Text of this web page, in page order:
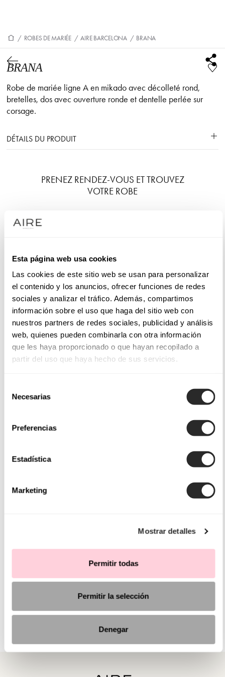
Esta página web usa cookies
Las cookies de este sitio web se usan para personalizar
el contenido y los anuncios, ofrecer funciones de redes
sociales y analizar el tráfico. Además, compartimos
información sobre el uso que haga del sitio web con
nuestros partners de redes sociales, publicidad y análisis
web, quienes pueden combinarla con otra información
que les haya proporcionado o que hayan recopilado a
partir del uso que haya hecho de sus servicios.
Necesarias
Preferencias
Estadística
Marketing
Mostrar detalles
Permitir todas
Permitir la selección
Denegar
/ ROBES DE MARIÉE / AIRE BARCELONA / BRANA
BRANA
Robe de mariée ligne A en mikado avec décolleté rond,
bretelles, dos avec ouverture ronde et dentelle perlée sur
corsage.
DÉTAILS DU PRODUIT
PRENEZ RENDEZ-VOUS ET TROUVEZ
VOTRE ROBE